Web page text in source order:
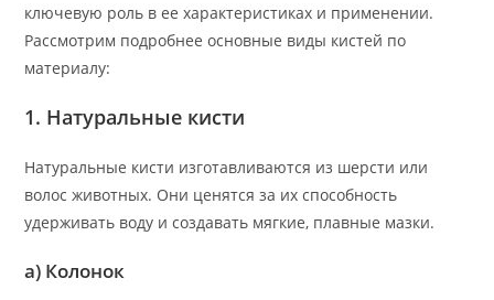
ключевую роль в ее характеристиках и применении.
Рассмотрим подробнее основные виды кистей по
материалу:
1. Натуральные кисти
Натуральные кисти изготавливаются из шерсти или
волос животных. Они ценятся за их способность
удерживать воду и создавать мягкие, плавные мазки.
а) Колонок